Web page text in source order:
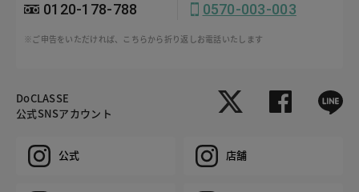
0120-178-788 0570-003-003
※ご申告をいただければ、こちらから折り返しお電話いたします
DoCLASSE
公式SNSアカウント
公式 店舗